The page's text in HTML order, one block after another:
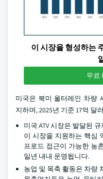
이 시장을 형성하는
무료
미국은 북미 올터레인 차량
지하며, 2025년 기준 17억 달
미국 ATV 시장은 발달된
이 시장을 지원하는 핵심
프로드 접근이 가능한 농
일년 내내 운영됩니다.
농업 및 목축 활동은 차량